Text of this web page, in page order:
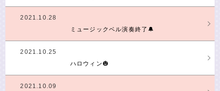
2021.10.28
ミュージックベル演奏終了🔔
2021.10.25
ハロウィン🎃
2021.10.09